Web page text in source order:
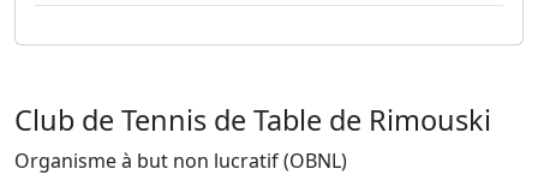
Club de Tennis de Table de Rimouski
Organisme à but non lucratif (OBNL)